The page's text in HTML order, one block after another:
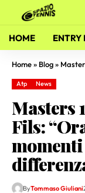
HOME ENTRY
Home» Blog» Masters
Atp News
Masters
Fils:
ByTommaso Giuliani